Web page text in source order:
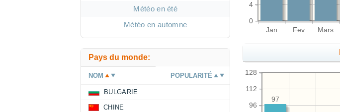
Jan Fev Mars
0
4
96
112
128
97
Météo en été
Météo en automne
Pays du monde:
NOM POPULARITÉ
BULGARIE
CHINE